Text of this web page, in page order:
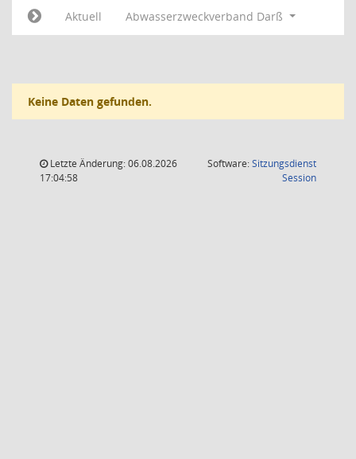
Aktuell
Abwasserzweckverband Darß
Keine Daten gefunden.
Letzte Änderung: 06.08.2026
17:04:58
Software:Sitzungsdienst
Session(Wird in